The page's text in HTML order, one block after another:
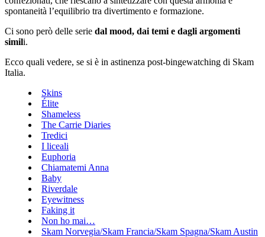
spontaneità l’equilibrio tra divertimento e formazione.
Ci sono però delle serie dal mood, dai temi e dagli argomenti
simili.
Ecco quali vedere, se si è in astinenza post-bingewatching di Skam
Italia.
Skins
Élite
Shameless
The Carrie Diaries
Tredici
I liceali
Euphoria
Chiamatemi Anna
Baby
Riverdale
Eyewitness
Faking it
Non ho mai…
Skam Norvegia/Skam Francia/Skam Spagna/Skam Austin